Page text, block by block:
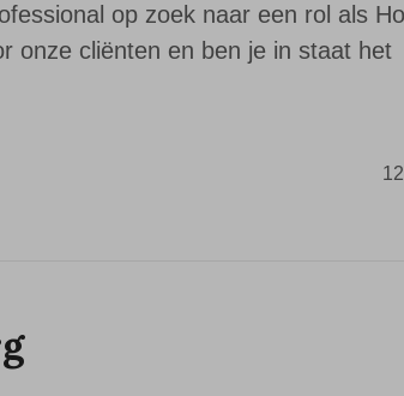
op zoek naar een rol als
onze cliënten en ben je in staat het